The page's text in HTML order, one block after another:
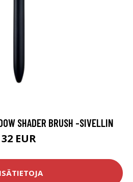
SHADER BRUSH -SIVELLIN
32 EUR